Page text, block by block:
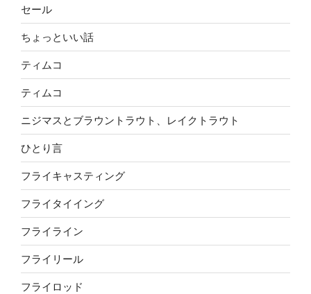
セール
ちょっといい話
ティムコ
ティムコ
ニジマスとブラウントラウト、レイクトラウト
ひとり言
フライキャスティング
フライタイイング
フライライン
フライリール
フライロッド